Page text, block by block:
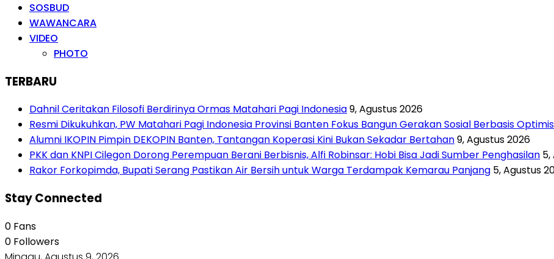
SOSBUD
WAWANCARA
VIDEO
PHOTO
TERBARU
Dahnil Ceritakan Filosofi Berdirinya Ormas Matahari Pagi Indonesia9, Agustus 2026
Resmi Dikukuhkan, PW Matahari Pagi Indonesia Provinsi Banten Fokus Bangun Gerakan Sosial Berbasis
Alumni IKOPIN Pimpin DEKOPIN Banten, Tantangan Koperasi Kini Bukan Sekadar Bertahan9, Agustus 2026
PKK dan KNPI Cilegon Dorong Perempuan Berani Berbisnis, Alfi Robinsar: Hobi Bisa Jadi Sumber Penghasilan 5,
Rakor Forkopimda, Bupati Serang Pastikan Air Bersih untuk Warga Terdampak Kemarau Panjang 5, Agustus
Stay Connected
0 Fans
0 Followers